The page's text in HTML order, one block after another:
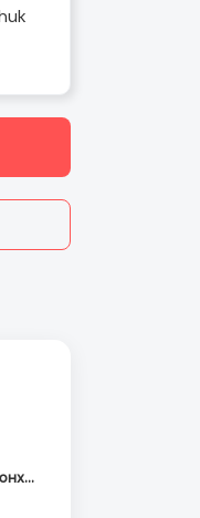
Германия (Мюнхен)